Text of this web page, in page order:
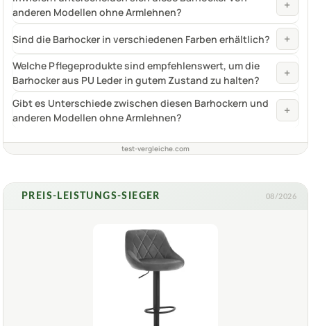
anderen Modellen ohne Armlehnen?
+
Sind die Barhocker in verschiedenen Farben erhältlich? +
Welche Pflegeprodukte sind empfehlenswert, um die
Barhocker aus PU Leder in gutem Zustand zu halten?
+
Gibt es Unterschiede zwischen diesen Barhockern und
anderen Modellen ohne Armlehnen?
+
test-vergleiche.com
PREIS-LEISTUNGS-SIEGER 08/2026